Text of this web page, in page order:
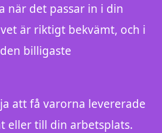
när det passar in i din
är riktigt bekvämt, och i
billigaste
att få varorna levererade
eller till din arbetsplats.